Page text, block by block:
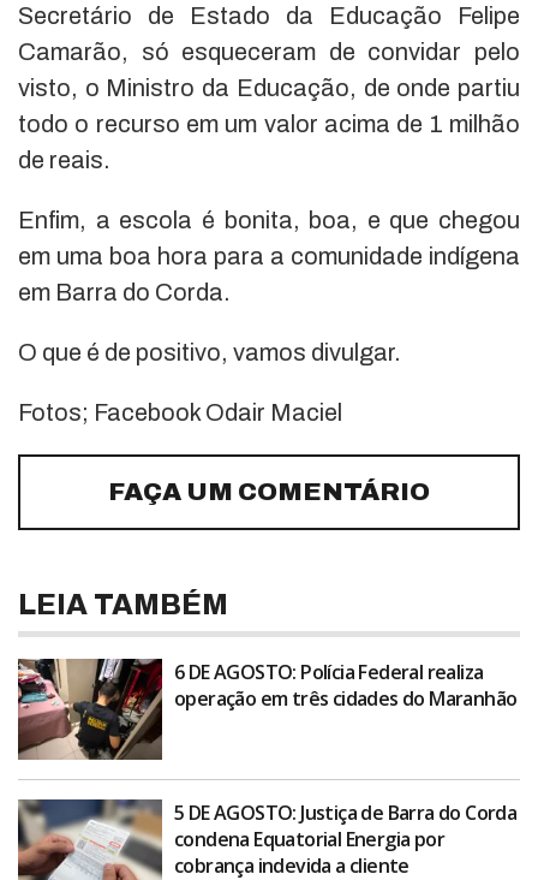
Secretário de Estado da Educação Felipe
Camarão, só esqueceram de convidar pelo
visto, o Ministro da Educação, de onde partiu
todo o recurso em um valor acima de 1 milhão
de reais.
Enfim, a escola é bonita, boa, e que chegou
em uma boa hora para a comunidade indígena
em Barra do Corda.
O que é de positivo, vamos divulgar.
Fotos; Facebook Odair Maciel
FAÇA UM COMENTÁRIO
LEIA TAMBÉM
6 DE AGOSTO: Polícia Federal realiza
operação em três cidades do Maranhão
5 DE AGOSTO: Justiça de Barra do Corda
condena Equatorial Energia por
cobrança indevida a cliente